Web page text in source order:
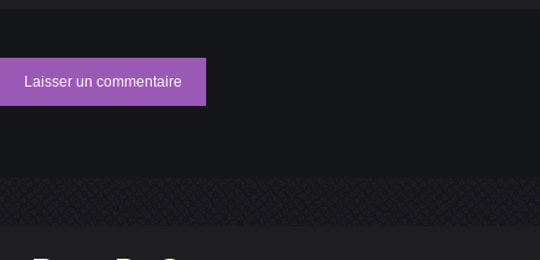
Laisser un commentaire